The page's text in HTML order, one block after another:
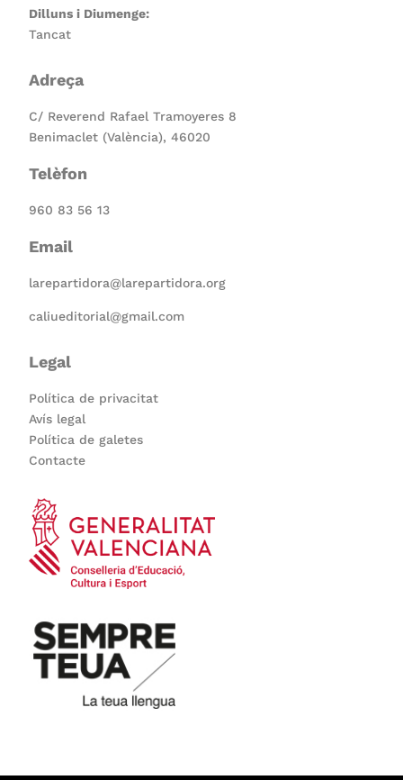
Dilluns i Diumenge:
Tancat
Adreça
C/ Reverend Rafael Tramoyeres 8
Benimaclet (València), 46020
Telèfon
960 83 56 13
Email
larepartidora@larepartidora.org
caliueditorial@gmail.com
Legal
Política de privacitat
Avís legal
Política de galetes
Contacte